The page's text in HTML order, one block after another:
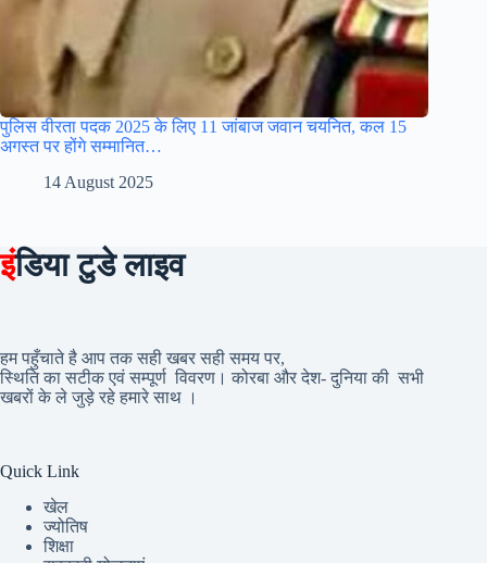
पुलिस वीरता पदक 2025 के लिए 11 जांबाज जवान चयनित, कल 15
अगस्त पर होंगे सम्मानित…
14 August 2025
इंडिया टुडे लाइव
हम पहुँचाते है आप तक सही खबर सही समय पर,
स्थिति का सटीक एवं सम्पूर्ण विवरण। कोरबा और देश- दुनिया की सभी
खबरों के ले जुड़े रहे हमारे साथ ।
Quick Link
खेल
ज्योतिष
शिक्षा